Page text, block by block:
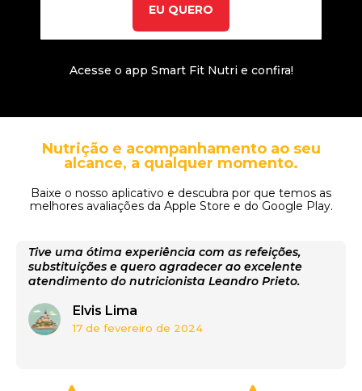
EU QUERO
Acesse o app Smart Fit Nutri e confira!
Nutrição e acompanhamento ao seu
alcance, a qualquer momento.
Baixe o nosso aplicativo e descubra por que temos as
melhores avaliações da Apple Store e do Google Play.
Tive uma ótima experiência com as refeições,
substituições e quero agradecer ao excelente
atendimento do nutricionista Leandro Prieto.
Elvis Lima
17 de fevereiro de 2024